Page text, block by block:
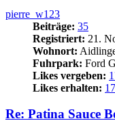
pierre_w123
Beiträge: 35
Registriert: 21.
Wohnort:
Fuhrpark: Ford
Likes vergeben:
Likes erhalten:
Re: Patina Sauce